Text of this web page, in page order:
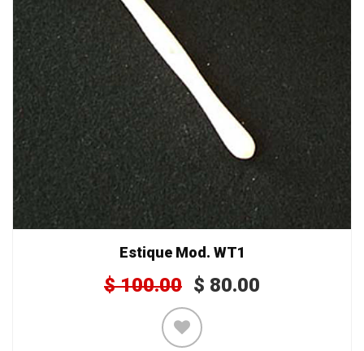
Estique Mod. WT1
$100.00 $ 80.00